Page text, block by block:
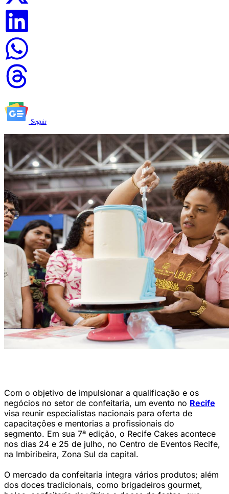
Seguir
Com o objetivo de impulsionar a qualificação e os
negócios no setor de confeitaria, um evento no Recife
visa reunir especialistas nacionais para oferta de
capacitações e mentorias a profissionais do
segmento. Em sua 7ª edição, o Recife Cakes acontece
nos dias 24 e 25 de julho, no Centro de Eventos Recife,
na Imbiribeira, Zona Sul da capital.
O mercado da confeitaria integra vários produtos; além
dos doces tradicionais, como brigadeiros gourmet,